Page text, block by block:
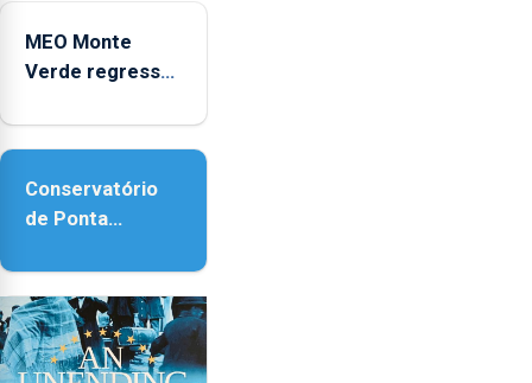
MEO Monte
Verde regressa
acessibilidade
Conservatório
de Ponta
contar com
novos
instrumentos